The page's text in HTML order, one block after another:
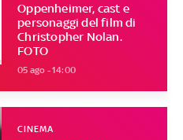
Oppenheimer, cast e
personaggi del film di
Christopher Nolan.
FOTO
05 ago - 14:00
CINEMA